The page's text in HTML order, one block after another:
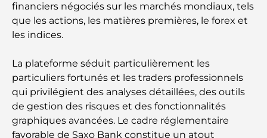
Résidences en bord de mer à Dubaï : le luxe au
bord de la mer
Les meilleures banques de Dubaï pour les
expatriés : un guide bancaire complet
Le pays le plus cher du monde : un classement
mondial des coûts
financiers négociés sur les marchés mondiaux, tels
que les actions, les matières premières, le forex et
les indices.
La plateforme séduit particulièrement les
particuliers fortunés et les traders professionnels
qui privilégient des analyses détaillées, des outils
de gestion des risques et des fonctionnalités
graphiques avancées. Le cadre réglementaire
favorable de Saxo Bank constitue un atout